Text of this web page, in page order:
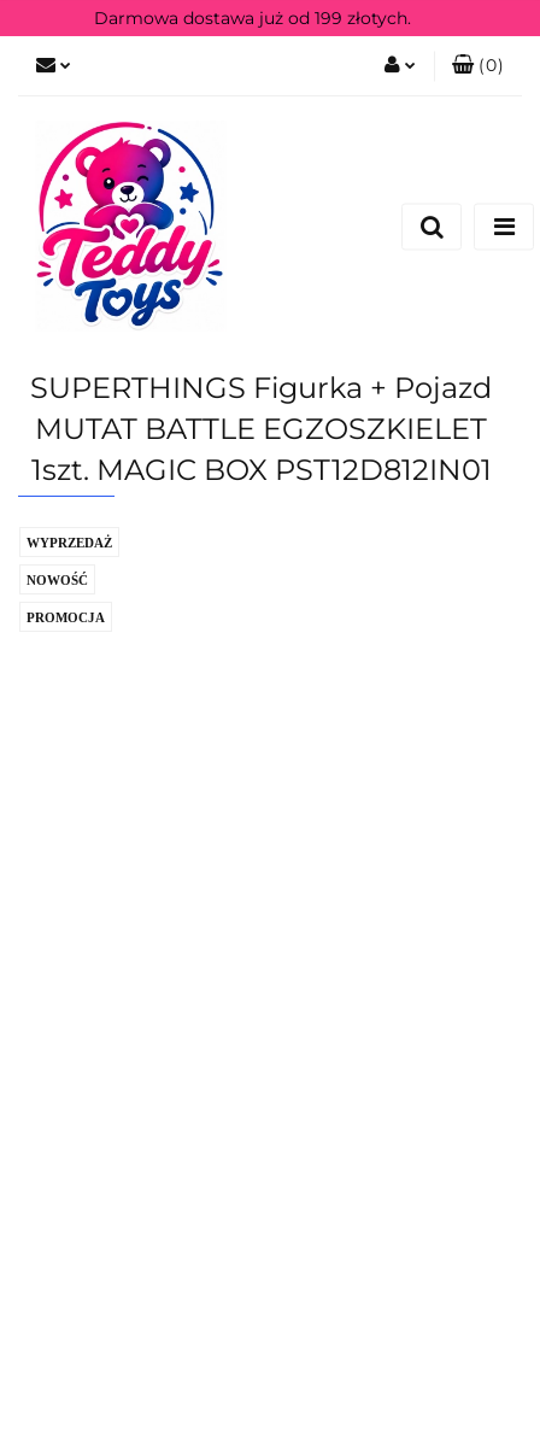
Darmowa dostawa już od 199 złotych.
(0)
SUPERTHINGS Figurka + Pojazd
MUTAT BATTLE EGZOSZKIELET
1szt. MAGIC BOX PST12D812IN01
WYPRZEDAŻ
NOWOŚĆ
PROMOCJA